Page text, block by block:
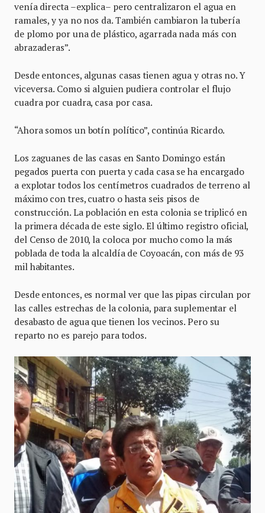
venía directa –explica– pero centralizaron el agua en
ramales, y ya no nos da. También cambiaron la tubería
de plomo por una de plástico, agarrada nada más con
abrazaderas”.
Desde entonces, algunas casas tienen agua y otras no. Y
viceversa. Como si alguien pudiera controlar el flujo
cuadra por cuadra, casa por casa.
“Ahora somos un botín político”, continúa Ricardo.
Los zaguanes de las casas en Santo Domingo están
pegados puerta con puerta y cada casa se ha encargado
a explotar todos los centímetros cuadrados de terreno al
máximo con tres, cuatro o hasta seis pisos de
construcción. La población en esta colonia se triplicó en
la primera década de este siglo. El último registro oficial,
del Censo de 2010, la coloca por mucho como la más
poblada de toda la alcaldía de Coyoacán, con más de 93
mil habitantes.
Desde entonces, es normal ver que las pipas circulan por
las calles estrechas de la colonia, para suplementar el
desabasto de agua que tienen los vecinos. Pero su
reparto no es parejo para todos.